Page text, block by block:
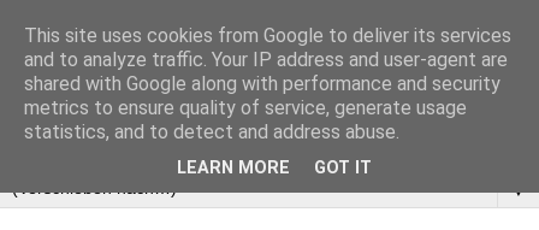
▼
This site uses cookies from Google to deliver its services
and to analyze traffic. Your IP address and user-agent are
shared with Google along with performance and security
metrics to ensure quality of service, generate usage
statistics, and to detect and address abuse.
LEARN MORE GOT IT